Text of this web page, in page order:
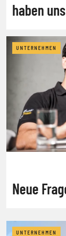
haben
UNTERNEHMEN
Neue
UNTERNEHMEN